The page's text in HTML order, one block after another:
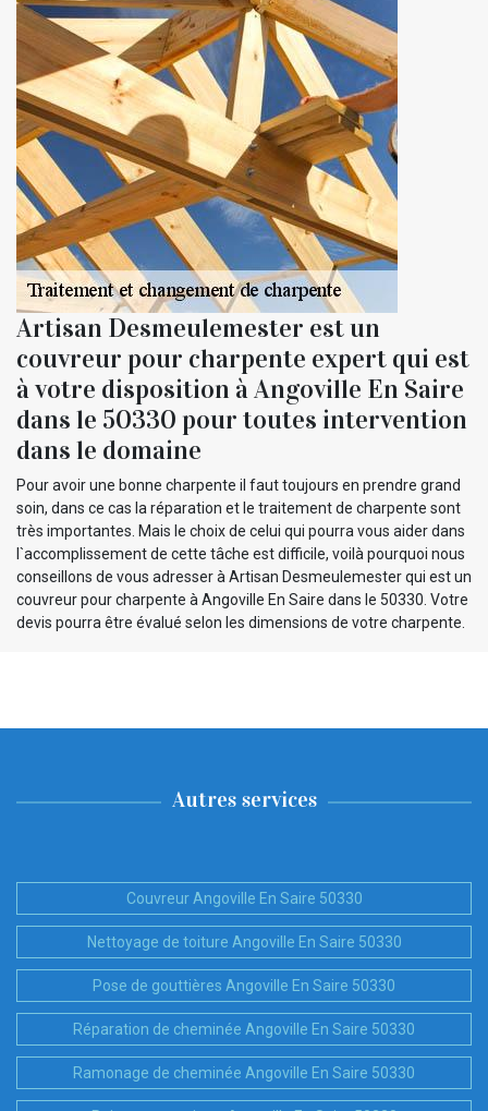
Artisan Desmeulemester est un
couvreur pour charpente expert qui est
à votre disposition à Angoville En Saire
dans le 50330 pour toutes intervention
dans le domaine
Pour avoir une bonne charpente il faut toujours en prendre grand
soin, dans ce cas la réparation et le traitement de charpente sont
très importantes. Mais le choix de celui qui pourra vous aider dans
l`accomplissement de cette tâche est difficile, voilà pourquoi nous
conseillons de vous adresser à Artisan Desmeulemester qui est un
couvreur pour charpente à Angoville En Saire dans le 50330. Votre
devis pourra être évalué selon les dimensions de votre charpente.
Autres services
Couvreur Angoville En Saire 50330
Nettoyage de toiture Angoville En Saire 50330
Pose de gouttières Angoville En Saire 50330
Réparation de cheminée Angoville En Saire 50330
Ramonage de cheminée Angoville En Saire 50330